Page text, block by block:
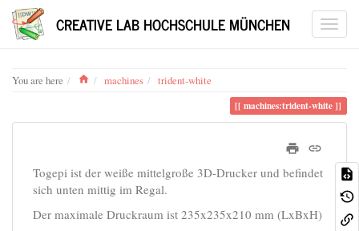
CREATIVE LAB HOCHSCHULE MÜNCHEN
You are here Homemachines trident-white
machines:trident-white
Togepi ist der weiße mittelgroße 3D-Drucker und befindet
sich unten mittig im Regal.
Der maximale Druckraum ist 235x235x210 mm (LxBxH)